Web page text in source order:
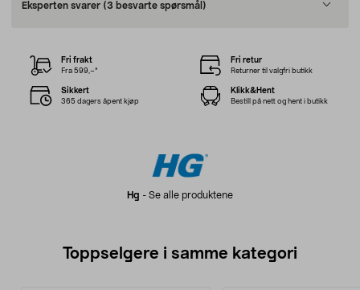
Eksperten svarer (3 besvarte spørsmål)
Hg - Se alle produktene
Fri frakt
Fra 599,–*
Fri retur
Returner til valgfri butikk
Sikkert
365 dagers åpent kjøp
Klikk&Hent
Bestill på nett og hent i butikk
Toppselgere i samme kategori